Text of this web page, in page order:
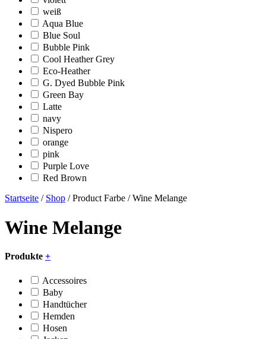
weiß
Aqua Blue
Blue Soul
Bubble Pink
Cool Heather Grey
Eco-Heather
G. Dyed Bubble Pink
Green Bay
Latte
navy
Nispero
orange
pink
Purple Love
Red Brown
Startseite / Shop / Product Farbe / Wine Melange
Wine Melange
Produkte +
Accessoires
Baby
Handtücher
Hemden
Hosen